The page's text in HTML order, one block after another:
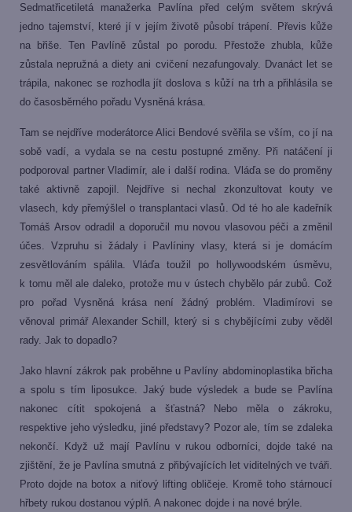
Sedmatřicetiletá manažerka Pavlína před celým světem skrývá
jedno tajemství, které jí v jejím životě působí trápení. Převis kůže
na břiše. Ten Pavlíně zůstal po porodu. Přestože zhubla, kůže
zůstala nepružná a diety ani cvičení nezafungovaly. Dvanáct let se
trápila, nakonec se rozhodla jít doslova s kůží na trh a přihlásila se
do časosběrného pořadu Vysněná krása.
Tam se nejdříve moderátorce Alici Bendové svěřila se vším, co jí na
sobě vadí, a vydala se na cestu postupné změny. Při natáčení ji
podporoval partner Vladimír, ale i další rodina. Vláďa se do proměny
také aktivně zapojil. Nejdříve si nechal zkonzultovat kouty ve
vlasech, kdy přemýšlel o transplantaci vlasů. Od té ho ale kadeřník
Tomáš Arsov odradil a doporučil mu novou vlasovou péči a změnil
účes. Vzpruhu si žádaly i Pavlíniny vlasy, která si je domácím
zesvětlováním spálila. Vláďa toužil po hollywoodském úsměvu,
k tomu měl ale daleko, protože mu v ústech chybělo pár zubů. Což
pro pořad Vysněná krása není žádný problém. Vladimírovi se
věnoval primář Alexander Schill, který si s chybějícími zuby věděl
rady. Jak to dopadlo?
Jako hlavní zákrok pak proběhne u Pavlíny abdominoplastika břicha
a spolu s tím liposukce. Jaký bude výsledek a bude se Pavlína
nakonec cítit spokojená a šťastná? Nebo měla o zákroku,
respektive jeho výsledku, jiné představy? Pozor ale, tím se zdaleka
nekončí. Když už mají Pavlínu v rukou odborníci, dojde také na
zjištění, že je Pavlína smutná z přibývajících let viditelných ve tváři.
Proto dojde na botox a niťový lifting obličeje. Kromě toho stárnoucí
hřbety rukou dostanou výplň. A nakonec dojde i na nové brýle.